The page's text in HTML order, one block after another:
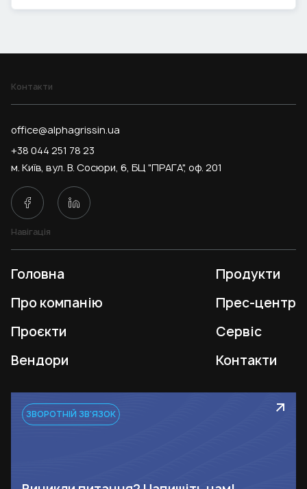
Контакти
office@alphagrissin.ua
+38 044 251 78 23
м. Київ, вул. В. Сосюри, 6, БЦ "ПРАГА", оф. 201
Навігація
Головна
Про компанію
Проєкти
Вендори
Продукти
Прес-центр
Сервіс
Контакти
ЗВОРОТНІЙ ЗВ'ЯЗОК